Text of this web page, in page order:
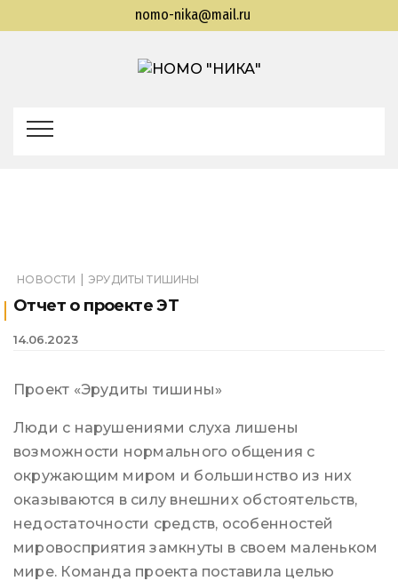
nomo-nika@mail.ru
организация "Находкинская интеллектуальная
НОВОСТИ | ЭРУДИТЫ ТИШИНЫ
Отчет о проекте ЭТ
14.06.2023
Проект «Эрудиты тишины»
Люди с нарушениями слуха лишены
возможности нормального общения с
окружающим миром и большинство из них
оказываются в силу внешних обстоятельств,
недостаточности средств, особенностей
мировосприятия замкнуты в своем маленьком
мире. Команда проекта поставила целью